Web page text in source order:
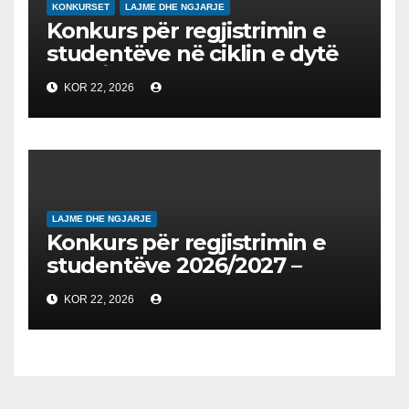
KONKURSET LAJME DHE NGJARJE
Konkurs për regjistrimin e
studentëve në ciklin e dytë
2026/2027 – Конкурс за
запишување на студенти
на втор циклус студии за
2026/2027
KOR 22, 2026
LAJME DHE NGJARJE
Konkurs për regjistrimin e
studentëve 2026/2027 –
Конкурс за запишување на
студенти за 2026/2027
KOR 22, 2026